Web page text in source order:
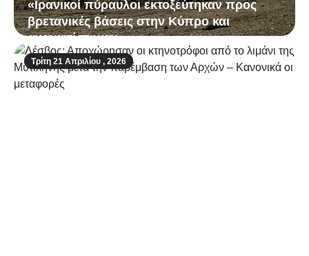
«Ιρανικοί πύραυλοι εκτοξεύτηκαν προς
βρετανικές βάσεις στην Κύπρο και
αναχαιτίστηκαν»
Τρίτη 21 Απριλίου , 2026